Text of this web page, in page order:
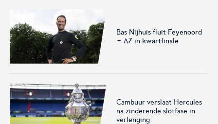
Voetbal.nl
amateurvoetballend
Nederland.
Eurojackpot KNVB
Bas Nijhuis fluit Feyenoord
- AZ in kwartfinale
Cambuur verslaat Hercules
na zinderende slotfase in
verlenging